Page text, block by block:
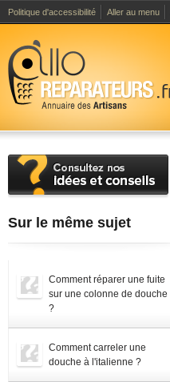
Politique d'accessibilité Aller au menu
Sur le même sujet
Comment réparer une fuite
sur une colonne de douche
?
Comment carreler une
douche à l'italienne ?